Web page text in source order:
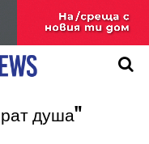
душа"